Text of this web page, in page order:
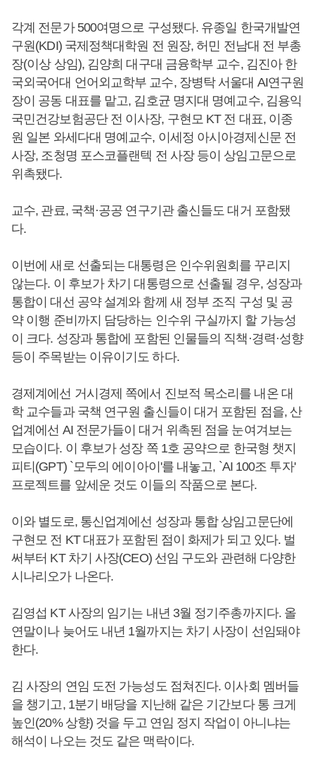
각계 전문가 500여명으로 구성됐다. 유종일 한국개발연
구원(KDI) 국제정책대학원 전 원장, 허민 전남대 전 부총
장(이상 상임), 김양희 대구대 금융학부 교수, 김진아 한
국외국어대 언어외교학부 교수, 장병탁 서울대 AI연구원
장이 공동 대표를 맡고, 김호균 명지대 명예교수, 김용익
국민건강보험공단 전 이사장, 구현모 KT 전 대표, 이종
원 일본 와세다대 명예교수, 이세정 아시아경제신문 전
사장, 조청명 포스코플랜텍 전 사장 등이 상임고문으로
위촉됐다.
교수, 관료, 국책·공공 연구기관 출신들도 대거 포함됐
다.
이번에 새로 선출되는 대통령은 인수위원회를 꾸리지
않는다. 이 후보가 차기 대통령으로 선출될 경우, 성장과
통합이 대선 공약 설계와 함께 새 정부 조직 구성 및 공
약 이행 준비까지 담당하는 인수위 구실까지 할 가능성
이 크다. 성장과 통합에 포함된 인물들의 직책·경력·성향
등이 주목받는 이유이기도 하다.
경제계에선 거시경제 쪽에서 진보적 목소리를 내온 대
학 교수들과 국책 연구원 출신들이 대거 포함된 점을, 산
업계에선 AI 전문가들이 대거 위촉된 점을 눈여겨보는
모습이다. 이 후보가 성장 쪽 1호 공약으로 한국형 챗지
피티(GPT) `모두의 에이아이'를 내놓고, `AI 100조 투자'
프로젝트를 앞세운 것도 이들의 작품으로 본다.
이와 별도로, 통신업계에선 성장과 통합 상임고문단에
구현모 전 KT 대표가 포함된 점이 화제가 되고 있다. 벌
써부터 KT 차기 사장(CEO) 선임 구도와 관련해 다양한
시나리오가 나온다.
김영섭 KT 사장의 임기는 내년 3월 정기주총까지다. 올
연말이나 늦어도 내년 1월까지는 차기 사장이 선임돼야
한다.
김 사장의 연임 도전 가능성도 점쳐진다. 이사회 멤버들
을 챙기고, 1분기 배당을 지난해 같은 기간보다 통 크게
높인(20% 상향) 것을 두고 연임 정지 작업이 아니냐는
해석이 나오는 것도 같은 맥락이다.